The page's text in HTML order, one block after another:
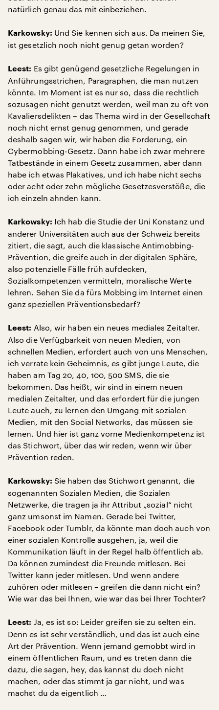
natürlich genau das mit einbeziehen.
Karkowsky: Und Sie kennen sich aus. Da meinen Sie,
ist gesetzlich noch nicht genug getan worden?
Leest: Es gibt genügend gesetzliche Regelungen in
Anführungsstrichen, Paragraphen, die man nutzen
könnte. Im Moment ist es nur so, dass die rechtlich
sozusagen nicht genutzt werden, weil man zu oft von
Kavaliersdelikten – das Thema wird in der Gesellschaft
noch nicht ernst genug genommen, und gerade
deshalb sagen wir, wir haben die Forderung, ein
Cybermobbing-Gesetz. Dann habe ich zwar mehrere
Tatbestände in einem Gesetz zusammen, aber dann
habe ich etwas Plakatives, und ich habe nicht sechs
oder acht oder zehn mögliche Gesetzesverstöße, die
ich einzeln ahnden kann.
Karkowsky: Ich hab die Studie der Uni Konstanz und
anderer Universitäten auch aus der Schweiz bereits
zitiert, die sagt, auch die klassische Antimobbing-
Prävention, die greife auch in der digitalen Sphäre,
also potenzielle Fälle früh aufdecken,
Sozialkompetenzen vermitteln, moralische Werte
lehren. Sehen Sie da fürs Mobbing im Internet einen
ganz speziellen Präventionsbedarf?
Leest: Also, wir haben ein neues mediales Zeitalter.
Also die Verfügbarkeit von neuen Medien, von
schnellen Medien, erfordert auch von uns Menschen,
ich verrate kein Geheimnis, es gibt junge Leute, die
haben am Tag 20, 40, 100, 500 SMS, die sie
bekommen. Das heißt, wir sind in einem neuen
medialen Zeitalter, und das erfordert für die jungen
Leute auch, zu lernen den Umgang mit sozialen
Medien, mit den Social Networks, das müssen sie
lernen. Und hier ist ganz vorne Medienkompetenz ist
das Stichwort, über das wir reden, wenn wir über
Prävention reden.
Karkowsky: Sie haben das Stichwort genannt, die
sogenannten Sozialen Medien, die Sozialen
Netzwerke, die tragen ja ihr Attribut „sozial“ nicht
ganz umsonst im Namen. Gerade bei Twitter,
Facebook oder Tumblr, da könnte man doch auch von
einer sozialen Kontrolle ausgehen, ja, weil die
Kommunikation läuft in der Regel halb öffentlich ab.
Da können zumindest die Freunde mitlesen. Bei
Twitter kann jeder mitlesen. Und wenn andere
zuhören oder mitlesen – greifen die dann nicht ein?
Wie war das bei Ihnen, wie war das bei Ihrer Tochter?
Leest: Ja, es ist so: Leider greifen sie zu selten ein.
Denn es ist sehr verständlich, und das ist auch eine
Art der Prävention. Wenn jemand gemobbt wird in
einem öffentlichen Raum, und es treten dann die
dazu, die sagen, hey, das kannst du doch nicht
machen, oder das stimmt ja gar nicht, und was
machst du da eigentlich …